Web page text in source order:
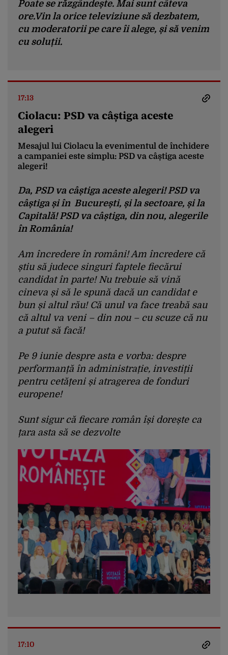
Poate se răzgândește. Mai sunt câteva
ore.Vin la orice televiziune să dezbatem,
cu moderatorii pe care îi alege, și să venim
cu soluții.
mic, 20%, spune Firea, care își susține
sector.
17:13
Ciolacu: PSD va câștiga aceste
alegeri
Mesajul lui Ciolacu la evenimentul de închidere
a campaniei este simplu: PSD va câștiga aceste
alegeri!
Da, PSD va câștiga aceste alegeri! PSD va
câștiga și în București, și la sectoare, și la
Capitală! PSD va câștiga, din nou, alegerile
în România!
Am încredere în români! Am încredere că
știu să judece singuri faptele fiecărui
candidat în parte! Nu trebuie să vină
cineva și să le spună dacă un candidat e
bun și altul rău! Că unul va face treabă sau
că altul va veni – din nou – cu scuze că nu
a putut să facă!
Pe 9 iunie despre asta e vorba: despre
performanță în administrație, investiții
pentru cetățeni și atragerea de fonduri
europene!
Sunt sigur că fiecare român își dorește ca
țara asta să se dezvolte
17:10